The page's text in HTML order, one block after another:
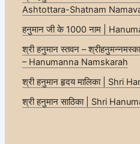
Ashtottara-Shatnam
हनुमान जी के 1000 नाम |
श्री हनुमान स्तवन –
– Hanumanna Namskarah
श्री हनुमान हृदय मालिका | Shri
श्री हनुमान साठिका | Shri